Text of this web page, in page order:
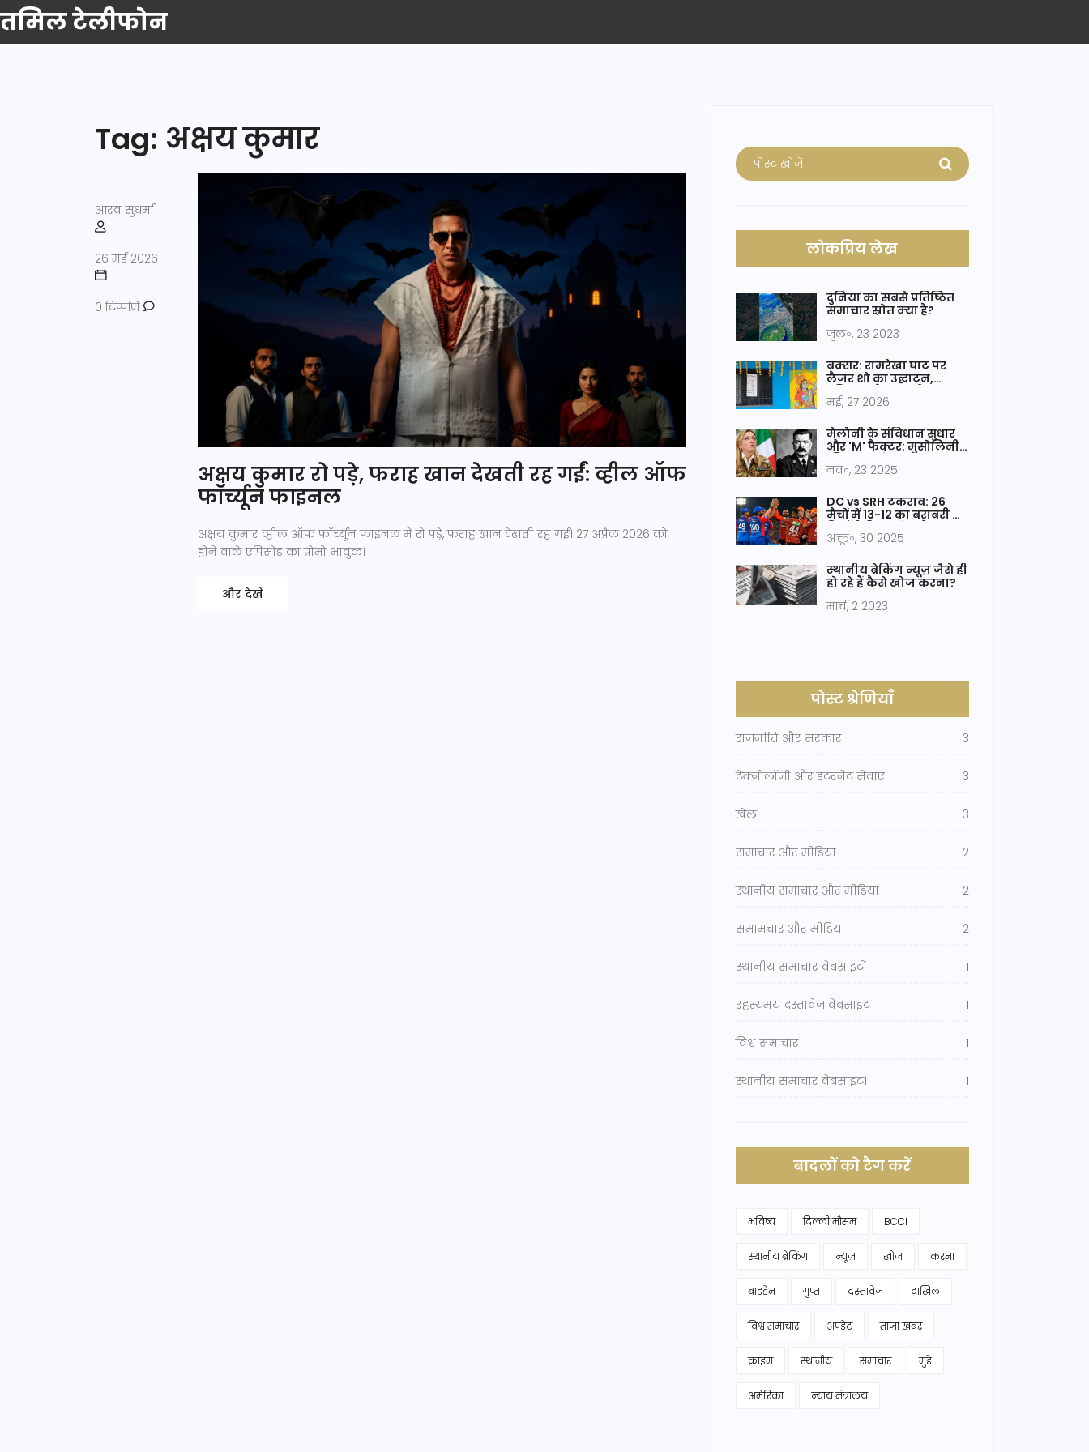
तमिल टेलीफोन
Tag: अक्षय कुमार
आरव सुधर्मा
26 मई 2026
0 टिप्पणि
अक्षय कुमार रो पड़े, फराह खान देखती रह गईं: व्हील ऑफ
फॉर्च्यून फाइनल
अक्षय कुमार व्हील ऑफ फॉर्च्यून फाइनल में रो पड़े, फराह खान देखती रह गईं। 27 अप्रैल 2026 को
होने वाले एपिसोड का प्रोमो भावुक।
और देखें
लोकप्रिय लेख
दुनिया का सबसे प्रतिष्ठित
समाचार स्रोत क्या है?
जुल॰, 23 2023
बक्सर: रामरेखा घाट पर
लैजर शो का उद्घाटन,
इतिहास और तकनीक का
अनोखा संगम
मई, 27 2026
मेलोनी के संविधान सुधार
और 'M' फैक्टर: मुसोलिनी
राजनीतिक विवाद
नव॰, 23 2025
DC vs SRH टकराव: 26
मैचों में 13-12 का बराबरी का
भूवनेश्वर कुमार ने बदला
अक्तू॰, 30 2025
स्थानीय ब्रेकिंग न्यूज़ जैसे ही
हो रहे हैं कैसे खोज करना?
मार्च, 2 2023
पोस्ट श्रेणियाँ
राजनीति और सरकार 3
टेक्नोलॉजी और इंटरनेट सेवाएं 3
खेल 3
समाचार और मीडिया 2
स्थानीय समाचार और मीडिया 2
समामचार और मीडिया 2
स्थानीय समाचार वेबसाइटों 1
रहस्यमय दस्तावेज वेबसाइट 1
विश्व समाचार 1
स्थानीय समाचार वेबसाइट। 1
बादलों को टैग करें
भविष्य दिल्ली मौसम BCCI
स्थानीय ब्रेकिंग न्यूज़ खोज करना
बाइडेन गुप्त दस्तावेज दाखिल
विश्व समाचार अपडेट ताजा खबर
क्राइम स्थानीय समाचार मुद्दे
अमेरिका न्याय मंत्रालय